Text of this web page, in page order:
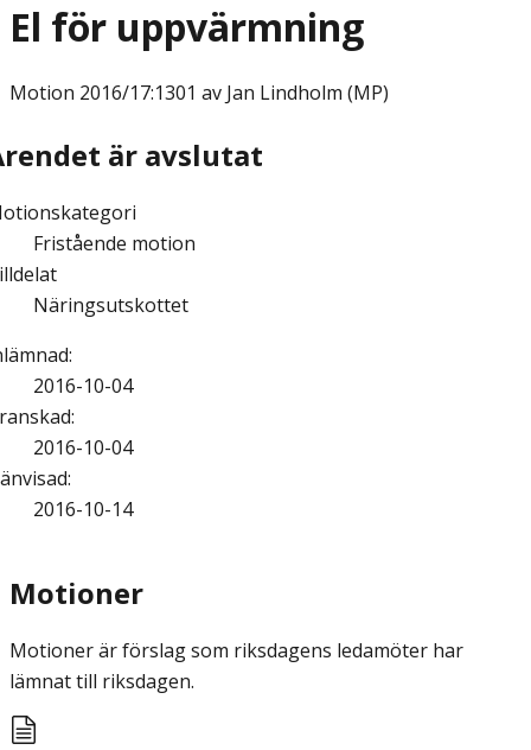
El för uppvärmning
Motion 2016/17:1301 av Jan Lindholm (MP)
är avslutat
Fristående motion
Näringsutskottet
:
2016-10-04
:
2016-10-04
:
2016-10-14
Motioner
Motioner är förslag som riksdagens ledamöter har
lämnat till riksdagen.